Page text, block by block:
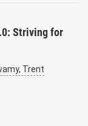
Striving for
Trent